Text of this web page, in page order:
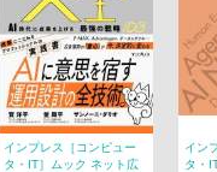
インプレス［コンピュー
タ・IT］ムック ネット広
イン
タ・